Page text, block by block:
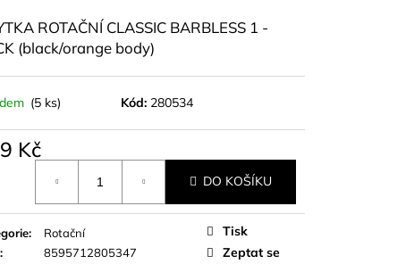
ROTAČNÍ CLASSIC BARBLESS 1 -
(black/orange body)
(5 ks) Kód: 280534
Kč
DO KOŠÍKU
:
Rotační
: 8595712805347
Tisk
Zeptat se
RICHARDKA